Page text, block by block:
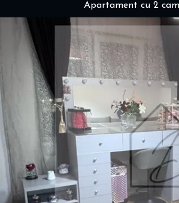
Apartament cu 2